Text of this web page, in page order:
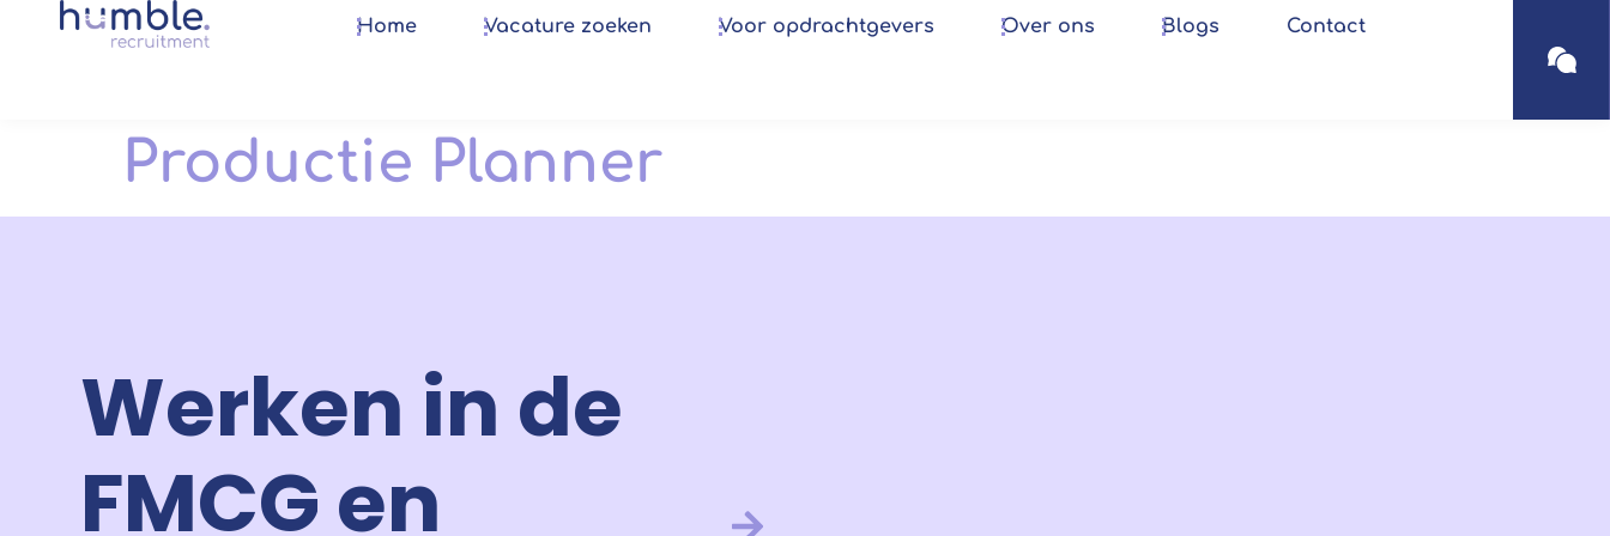
Home Vacature zoeken Voor opdrachtgevers Over ons Blogs Contact
Productie Planner
Werken in de
FMCG en